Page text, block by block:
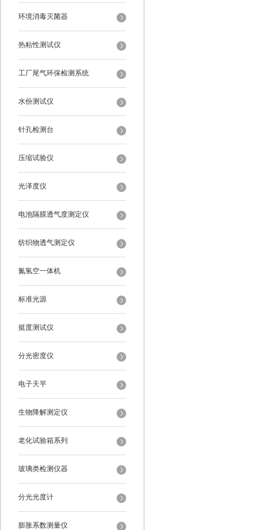
环境消毒灭菌器
热粘性测试仪
工厂尾气环保检测系统
水份测试仪
针孔检测台
压缩试验仪
光泽度仪
电池隔膜透气度测定仪
纺织物透气测定仪
氮氢空一体机
标准光源
挺度测试仪
分光密度仪
电子天平
生物降解测定仪
老化试验箱系列
玻璃类检测仪器
分光光度计
膨胀系数测量仪